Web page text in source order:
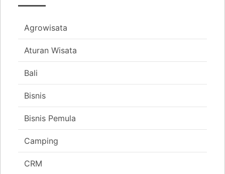
Agrowisata
Aturan Wisata
Bali
Bisnis
Bisnis Pemula
Camping
CRM